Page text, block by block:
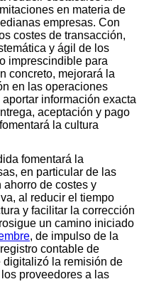
en materia de
empresas. Con
costes de transacción,
y ágil de los
imprescindible para
concreto, mejorará la
en las operaciones
información exacta
aceptación y pago
la cultura
fomentará la
en particular de las
de costes y
al reducir el tiempo
y facilitar la corrección
un camino iniciado
, de impulso de la
contable de
digitalizó la remisión de
proveedores a las